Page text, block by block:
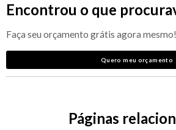
Encontrou o que
Faça seu orçamento grátis agora mesmo!
Quero meu orçamento
Páginas